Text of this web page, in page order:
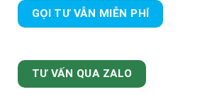
GỌI TƯ VẪN MIỄN PHÍ
TƯ VẤN QUA ZALO